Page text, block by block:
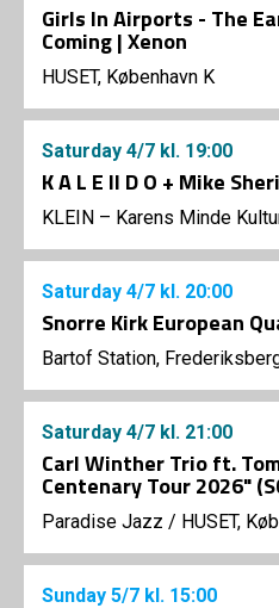
Girls In Airports - The
Coming | Xenon
HUSET, København K
Saturday 4/7 kl. 19:00
K A L E II D O + Mike
KLEIN – Karens Minde
Saturday 4/7 kl. 20:00
Snorre Kirk European
Bartof Station,
Saturday 4/7 kl. 21:00
Carl Winther Trio ft.
Centenary Tour 2026"
Paradise Jazz / HUSET,
Sunday 5/7 kl. 15:00